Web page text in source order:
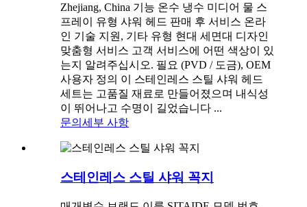
Zhejiang, China 기능 온수 냉수 미디어 물 스
프레이 유형 샤워 헤드 판매 후 서비스 온라
인 기술 지원, 기타 유형 현대 세면대 디자인
맞춤형 서비스 고객 서비스에 어떤 색상이 있
는지 알려주십시오. 필요 (PVD / 도금), OEM
사용자 정의 이 스테인레스 스틸 샤워 헤드
세트는 고품질 재료로 만들어졌으며 내식성
이 뛰어나고 수명이 길었습니다 ...
문의 세부 사항
스테인레스 스틸 샤워 꼭지